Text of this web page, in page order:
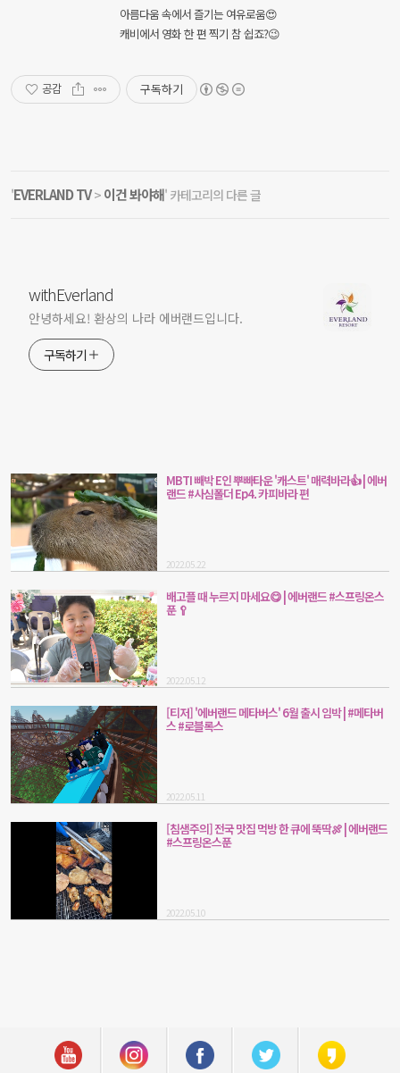
아름다움 속에서 즐기는 여유로움😍
캐비에서 영화 한 편 찍기 참 쉽죠?😉
공감 구독하기
'EVERLAND TV> 이건 봐야해' 카테고리의 다른 글
withEverland
안녕하세요! 환상의 나라 에버랜드입니다.
구독하기
MBTI 빼박 E인 뿌빠타운 '캐스트' 매력바라👍 | 에버
랜드 #사심폴더 Ep4. 카피바라 편
2022.05.22
배고플 때 누르지 마세요😋 | 에버랜드 #스프링온스
푼 🥄
2022.05.12
[티저] '에버랜드 메타버스' 6월 출시 임박 | #메타버
스 #로블록스
2022.05.11
[침샘주의] 전국 맛집 먹방 한 큐에 뚝딱🍖 | 에버랜드
#스프링온스푼
2022.05.10